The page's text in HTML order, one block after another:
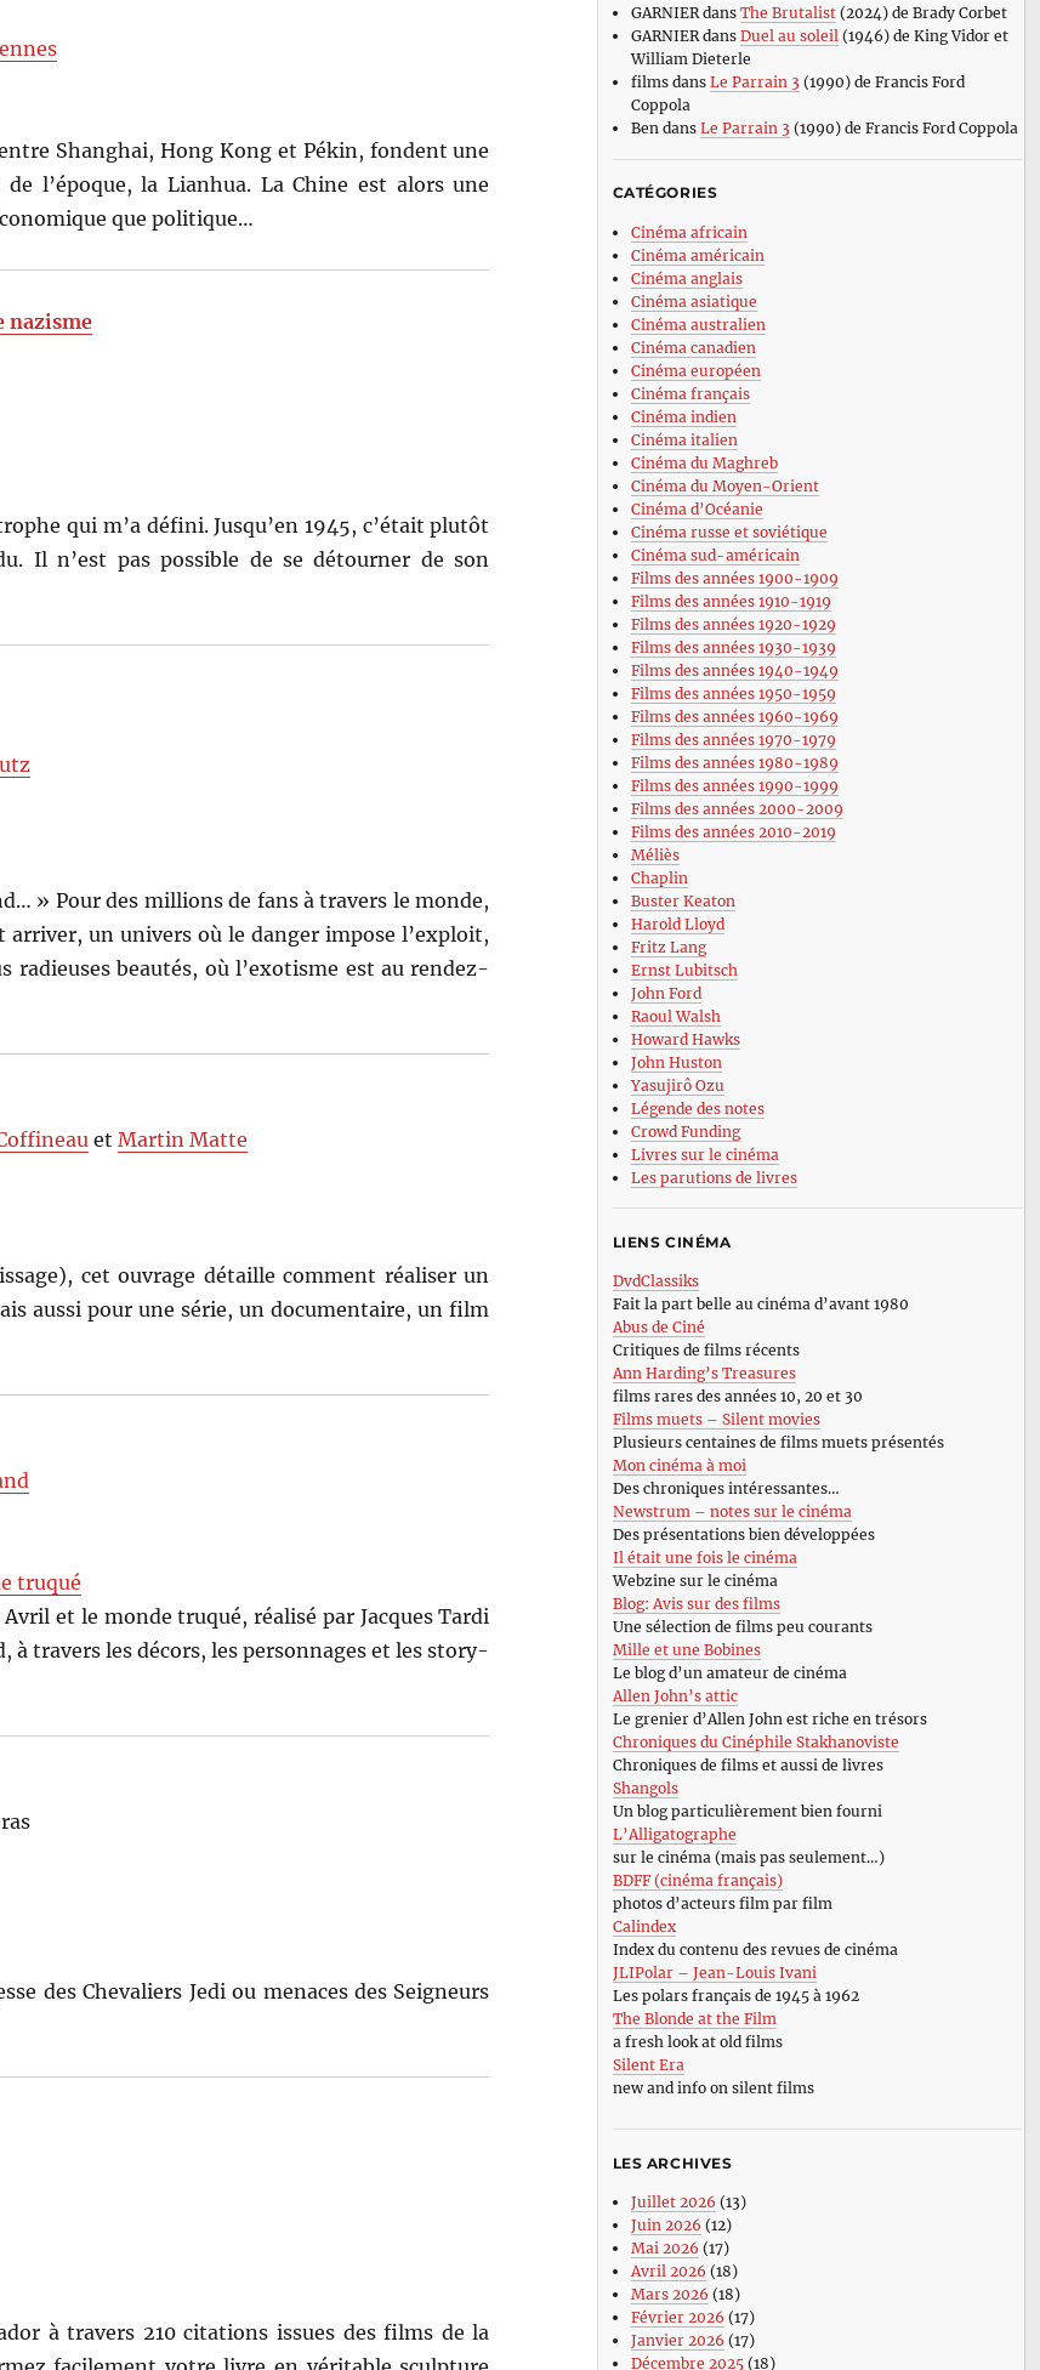
Shanghai, Hong Kong et Pékin, fondent une
l’époque, la Lianhua. La Chine est alors une
que politique…
nazisme
qui m’a défini. Jusqu’en 1945, c’était plutôt
Il n’est pas possible de se détourner de son
» Pour des millions de fans à travers le monde,
un univers où le danger impose l’exploit,
beautés, où l’exotisme est au rendez-
etMartin Matte
cet ouvrage détaille comment réaliser un
aussi pour une série, un documentaire, un film
truqué
et le monde truqué, réalisé par Jacques Tardi
à travers les décors, les personnages et les story-
des Chevaliers Jedi ou menaces des Seigneurs
à travers 210 citations issues des films de la
GARNIERdans The Brutalist(2024) de Brady Corbet
GARNIERdans Duel au soleil (1946) de King Vidor et
William Dieterle
filmsdans Le Parrain 3 (1990) de Francis Ford
Coppola
Ben dans Le Parrain 3 (1990) de Francis Ford Coppola
CATÉGORIES
Cinéma africain
Cinéma américain
Cinéma anglais
Cinéma asiatique
Cinéma australien
Cinéma canadien
Cinéma européen
Cinéma français
Cinéma indien
Cinéma italien
Cinéma du Maghreb
Cinéma du Moyen-Orient
Cinéma d’Océanie
Cinéma russe et soviétique
Cinéma sud-américain
Films des années 1900-1909
Films des années 1910-1919
Films des années 1920-1929
Films des années 1930-1939
Films des années 1940-1949
Films des années 1950-1959
Films des années 1960-1969
Films des années 1970-1979
Films des années 1980-1989
Films des années 1990-1999
Films des années 2000-2009
Films des années 2010-2019
Méliès
Chaplin
Buster Keaton
Harold Lloyd
Fritz Lang
Ernst Lubitsch
John Ford
Raoul Walsh
Howard Hawks
John Huston
Yasujirô Ozu
Légende des notes
Crowd Funding
Livres sur le cinéma
Les parutions de livres
LIENS CINÉMA
DvdClassiks
Fait la part belle au cinéma d’avant 1980
Abus de Ciné
Critiques de films récents
Ann Harding’s Treasures
films rares des années 10, 20 et 30
Films muets – Silent movies
Plusieurs centaines de films muets présentés
Mon cinéma à moi
Des chroniques intéressantes…
Newstrum – notes sur le cinéma
Des présentations bien développées
Il était une fois le cinéma
Webzine sur le cinéma
Blog: Avis sur des films
Une sélection de films peu courants
Mille et une Bobines
Le blog d’un amateur de cinéma
Allen John’s attic
Le grenier d’Allen John est riche en trésors
Chroniques du Cinéphile Stakhanoviste
Chroniques de films et aussi de livres
Shangols
Un blog particulièrement bien fourni
L’Alligatographe
sur le cinéma (mais pas seulement…)
BDFF (cinéma français)
photos d’acteurs film par film
Calindex
Index du contenu des revues de cinéma
JLIPolar – Jean-Louis Ivani
Les polars français de 1945 à 1962
The Blonde at the Film
a fresh look at old films
Silent Era
new and info on silent films
LES ARCHIVES
Juillet 2026 (13)
Juin 2026 (12)
Mai 2026 (17)
Avril 2026 (18)
Mars 2026 (18)
Février 2026 (17)
Janvier 2026 (17)
Décembre 2025(18)